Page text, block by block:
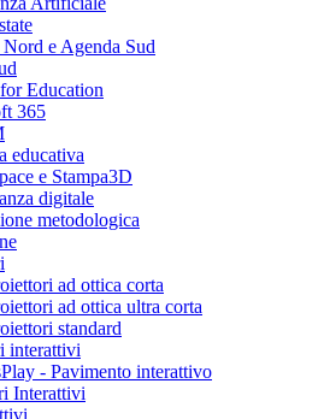
e Agenda Sud
Education
365
educativa
e Stampa3D
digitale
metodologica
ad ottica corta
ad ottica ultra corta
standard
interattivi
- Pavimento interattivo
Interattivi